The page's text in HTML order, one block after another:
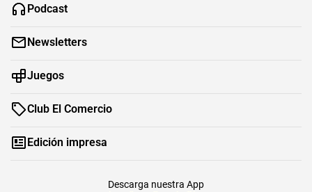
Podcast
Newsletters
Juegos
Club El Comercio
Edición impresa
Descarga nuestra App